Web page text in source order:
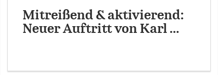
Mitreißend & aktivierend:
Neuer Auftritt von Karl …